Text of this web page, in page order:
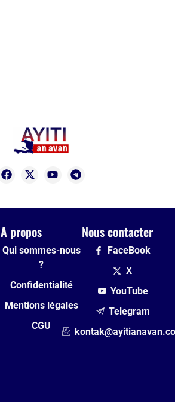
A propos
Qui sommes-nous
?
Confidentialité
Mentions légales
CGU
Nous contacter
FaceBook
X
YouTube
Telegram